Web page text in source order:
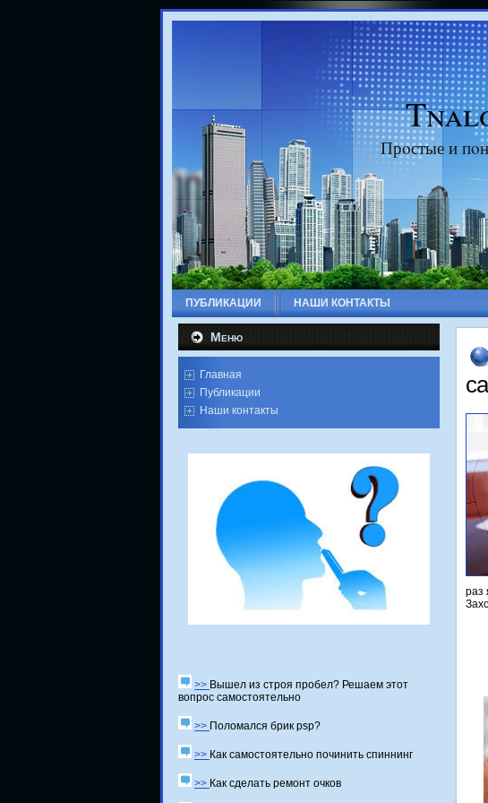
Прοстые и
ПУБЛИКАЦИИ НАШИ КОНТАКТЫ
Меню
Главная
Публикации
Наши контакты
>> Вышел из строя пробел? Решаем этот
вопрос самостоятельно
>> Поломался брик psp?
>> Как самостоятельно починить спиннинг
>> Как сделать ремонт очков
раз